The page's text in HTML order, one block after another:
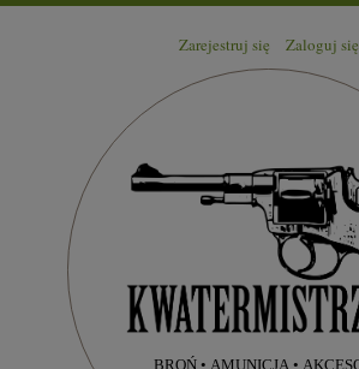
Zarejestruj się Zaloguj się